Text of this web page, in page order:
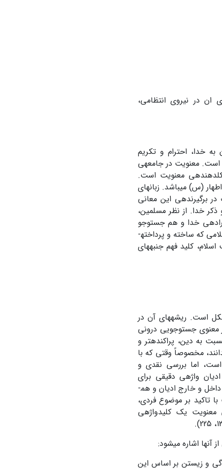
ان در نیروی انتظامی،
خدا، احترام و تکریم
معنویت در جامعه­ی
معنویت است.
(س) می­باشد. زبان­های
برگیرنده­ی این معانی
خدا. از نظر مسلمین،
خدا و هم جست­وجو
برای شناخت او که هدف نهایی آفرینش است. معنویت اسلامی با الگوهای آداب اسلامی که ساخته و پرداخته­
کلید فهم جنبه­های
است. ریشه‏های آن در
معنوی جست‏وجویی درونی
به دین، پراکنده‏تر و
مخصوصاً وقتی که با
اما بررسی نقدی و
واژه­ی دقیقی برای
معنویت ندارند؛ با وجود این، امروزه مفهوم معنویت عمومیت یافته است و اکنون در داخل و خارج ادیان و هم­
تاکید بر موضوع فردی،
معنویت یک ‏کلیدواژه­ی
آن­ها اشاره می­شود:
و زیستن بر اساس این